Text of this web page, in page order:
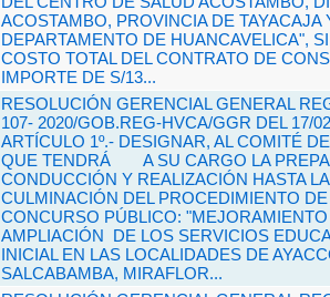
ACOSTAMBO, PROVINCIA DE TAYACAJA
DEPARTAMENTO DE HUANCAVELICA",
COSTO TOTAL DEL CONTRATO DE
IMPORTE DE S/13...
RESOLUCIÓN GERENCIAL GENERAL
107- 2020/GOB.REG-HVCA/GGR DEL 17/
ARTÍCULO 1º.- DESIGNAR, AL COMITÉ
QUE TENDRÁ
A SU CARGO LA
CONDUCCIÓN Y REALIZACIÓN HASTA LA
CULMINACIÓN DEL PROCEDIMIENTO
CONCURSO PÚBLICO:
AMPLIACIÓN DE LOS SERVICIOS
INICIAL EN LAS LOCALIDADES DE
SALCABAMBA, MIRAFLOR...